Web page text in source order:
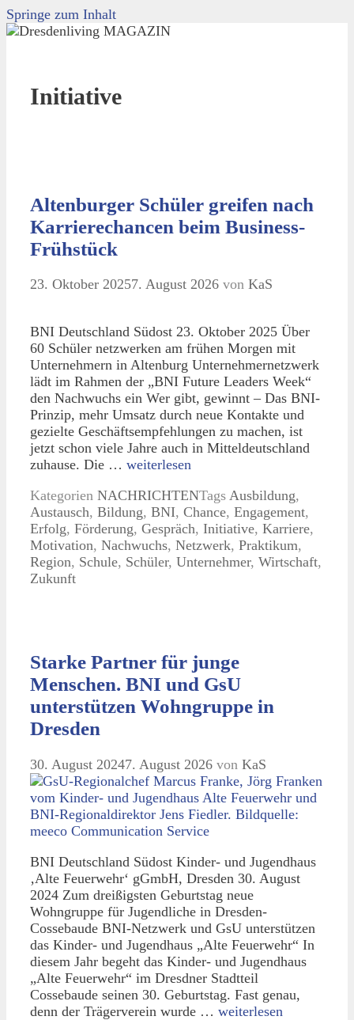
Springe zum Inhalt
Initiative
Altenburger Schüler greifen nach
Karrierechancen beim Business-
Frühstück
23. Oktober 20257. August 2026 von KaS
BNI Deutschland Südost 23. Oktober 2025 Über
60 Schüler netzwerken am frühen Morgen mit
Unternehmern in Altenburg Unternehmernetzwerk
lädt im Rahmen der „BNI Future Leaders Week“
den Nachwuchs ein Wer gibt, gewinnt – Das BNI-
Prinzip, mehr Umsatz durch neue Kontakte und
gezielte Geschäftsempfehlungen zu machen, ist
jetzt schon viele Jahre auch in Mitteldeutschland
zuhause. Die … weiterlesen
Kategorien NACHRICHTENTags Ausbildung,
Austausch, Bildung, BNI, Chance, Engagement,
Erfolg, Förderung, Gespräch, Initiative, Karriere,
Motivation, Nachwuchs, Netzwerk, Praktikum,
Region, Schule, Schüler, Unternehmer, Wirtschaft,
Zukunft
Starke Partner für junge
Menschen. BNI und GsU
unterstützen Wohngruppe in
Dresden
30. August 20247. August 2026 von KaS
BNI Deutschland Südost Kinder- und Jugendhaus
‚Alte Feuerwehr‘ gGmbH, Dresden 30. August
2024 Zum dreißigsten Geburtstag neue
Wohngruppe für Jugendliche in Dresden-
Cossebaude BNI-Netzwerk und GsU unterstützen
das Kinder- und Jugendhaus „Alte Feuerwehr“ In
diesem Jahr begeht das Kinder- und Jugendhaus
„Alte Feuerwehr“ im Dresdner Stadtteil
Cossebaude seinen 30. Geburtstag. Fast genau,
denn der Trägerverein wurde … weiterlesen